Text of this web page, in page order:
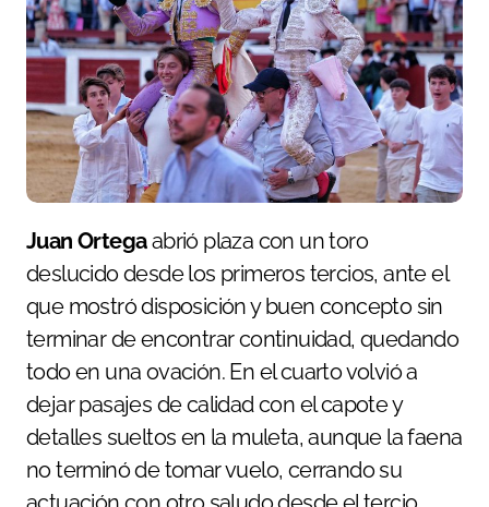
Juan Ortegaabrió plaza con un toro
deslucido desde los primeros tercios, ante el
que mostró disposición y buen concepto sin
terminar de encontrar continuidad, quedando
todo en una ovación. En el cuarto volvió a
dejar pasajes de calidad con el capote y
detalles sueltos en la muleta, aunque la faena
no terminó de tomar vuelo, cerrando su